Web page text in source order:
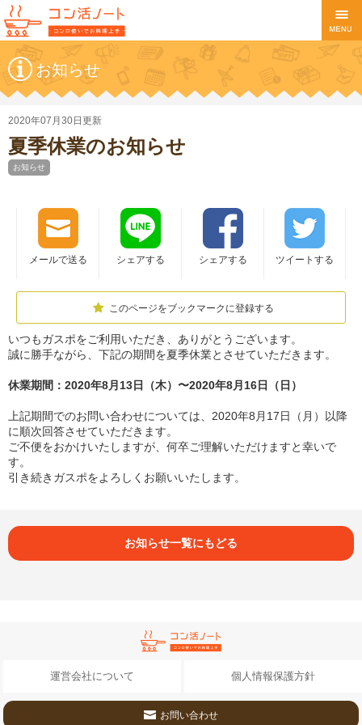
お知らせ
2020年07月30日更新
夏季休業のお知らせ
お知らせ
メールで送る シェアする シェアする ツイートする
このページをブックマークに登録する
いつもガスポをご利用いただき、ありがとうございます。
誠に勝手ながら、下記の期間を夏季休業とさせていただきます。
休業期間：2020年8月13日（木）〜2020年8月16日（日）
上記期間でのお問い合わせについては、2020年8月17日（月）以降
に順次回答させていただきます。
ご不便をおかけいたしますが、何卒ご理解いただけますと幸いで
す。
引き続きガスポをよろしくお願いいたします。
お知らせ一覧にもどる
運営会社について 個人情報保護方針
お問い合わせ